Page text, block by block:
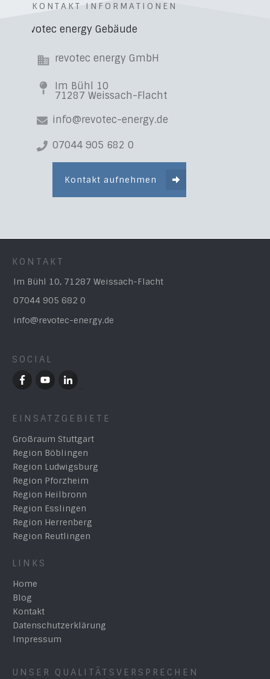
KONTAKT INFORMATIONEN
revotec energy GmbH
Im Bühl 10
71287 Weissach-Flacht
info@revotec-energy.de
07044 905 682 0
Kontakt aufnehmen
KONTAKT
Im Bühl 10, 71287 Weissach-Flacht
07044 905 682 0
info@revotec-energy.de
SOCIAL
EINSATZGEBIETE
Großraum Stuttgart
Region Böblingen
Region Ludwigsburg
Region Pforzheim
Region Heilbronn
Region Esslingen
Region Herrenberg
Region Reutlingen
LINKS
Home
Blog
Kontakt
Datenschutzerklärung
Impressum
UNSER QUALITÄTSVERSPRECHEN